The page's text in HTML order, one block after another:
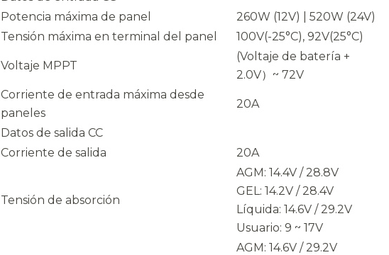
Potencia máxima de panel
260W (12V) | 520W (24V)
Tensión máxima en terminal del panel
100V(-25°C), 92V(25°C)
Voltaje MPPT
(Voltaje de batería +
2.0V）~ 72V
Corriente de entrada máxima desde
paneles
20A
Datos de salida CC
Corriente de salida
20A
Tensión de absorción
AGM: 14.4V / 28.8V
GEL: 14.2V / 28.4V
Líquida: 14.6V / 29.2V
Usuario: 9 ~ 17V
AGM: 14.6V / 29.2V